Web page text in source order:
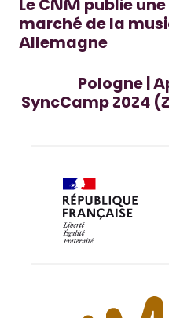
Le CNM publie
marché de la
Allemagne
Pologne |
SyncCamp 2024